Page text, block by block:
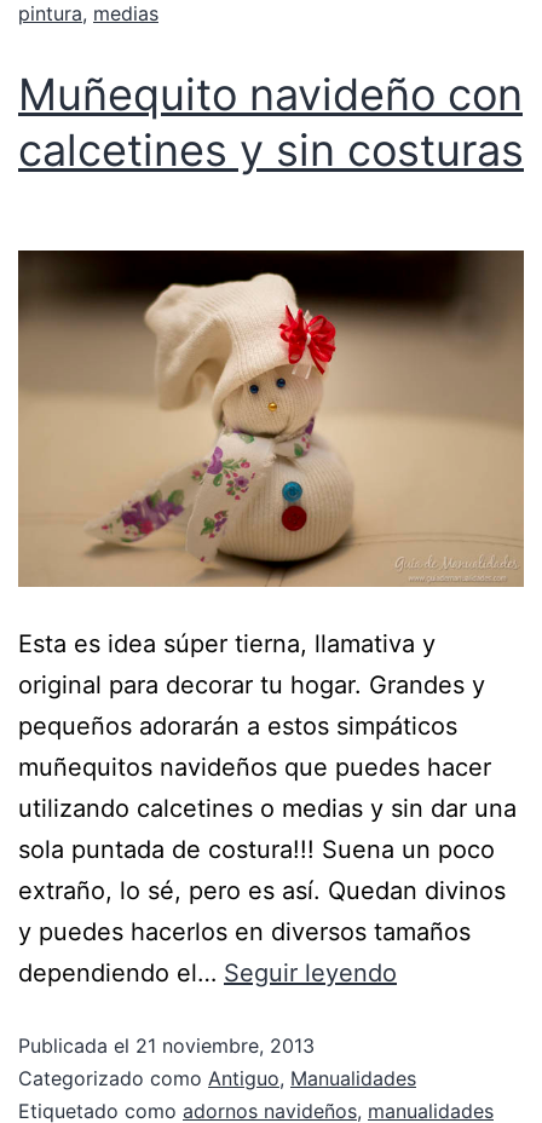
pintura, medias
Muñequito navideño con
calcetines y sin costuras
Esta es idea súper tierna, llamativa y
original para decorar tu hogar. Grandes y
pequeños adorarán a estos simpáticos
muñequitos navideños que puedes hacer
utilizando calcetines o medias y sin dar una
sola puntada de costura!!! Suena un poco
extraño, lo sé, pero es así. Quedan divinos
y puedes hacerlos en diversos tamaños
dependiendo el… Seguir leyendo
Publicada el 21 noviembre, 2013
Categorizado como Antiguo, Manualidades
Etiquetado como adornos navideños, manualidades